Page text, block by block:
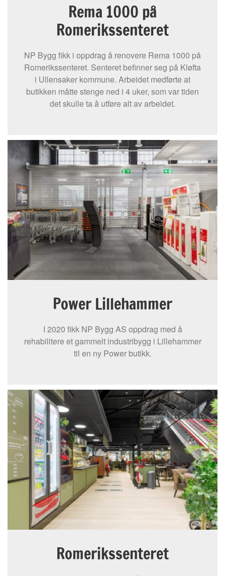
Rema 1000 på
Romerikssenteret
NP Bygg fikk i oppdrag å renovere Rema 1000 på
Romerikssenteret. Senteret befinner seg på Kløfta
i Ullensaker kommune. Arbeidet medførte at
butikken måtte stenge ned i 4 uker, som var tiden
det skulle ta å utføre alt av arbeidet.
Power Lillehammer
I 2020 fikk NP Bygg AS oppdrag med å
rehabilitere et gammelt industribygg i Lillehammer
til en ny Power butikk.
Romerikssenteret